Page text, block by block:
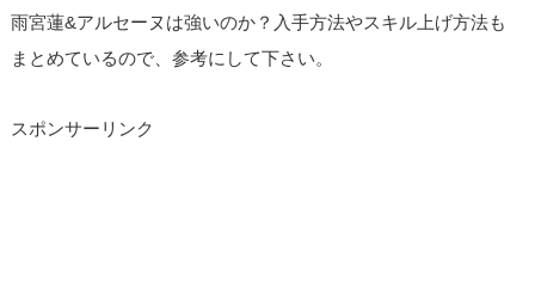
雨宮蓮&アルセーヌは強いのか？入手方法やスキル上げ方法も
まとめているので、参考にして下さい。
スポンサーリンク